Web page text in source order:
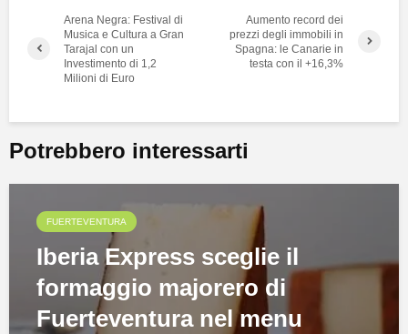
Arena Negra: Festival di
Musica e Cultura a Gran
Tarajal con un
Investimento di 1,2
Milioni di Euro
Aumento record dei
prezzi degli immobili in
Spagna: le Canarie in
testa con il +16,3%
Potrebbero interessarti
FUERTEVENTURA
Iberia Express sceglie il
formaggio majorero di
Fuerteventura nel menu